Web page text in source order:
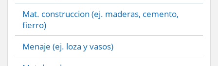
Mat. construccion (ej. maderas, cemento,
fierro)
Menaje (ej. loza y vasos)